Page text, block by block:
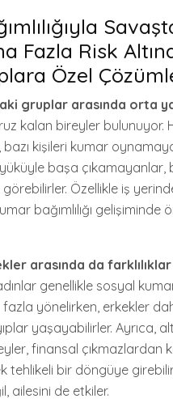
Fazla Risk
Özel
gruplar arasında orta
kalan bireyler bulunuyor.
bazı kişileri kumar
başa çıkamayanlar,
Özellikle iş
bağımlılığı gelişiminde
arasında da farklılıklar
genellikle sosyal
yönelirken, erkekler
yaşayabilirler. Ayrıca,
finansal çıkmazlardan
tehlikeli bir döngüye
ailesini de etkiler.